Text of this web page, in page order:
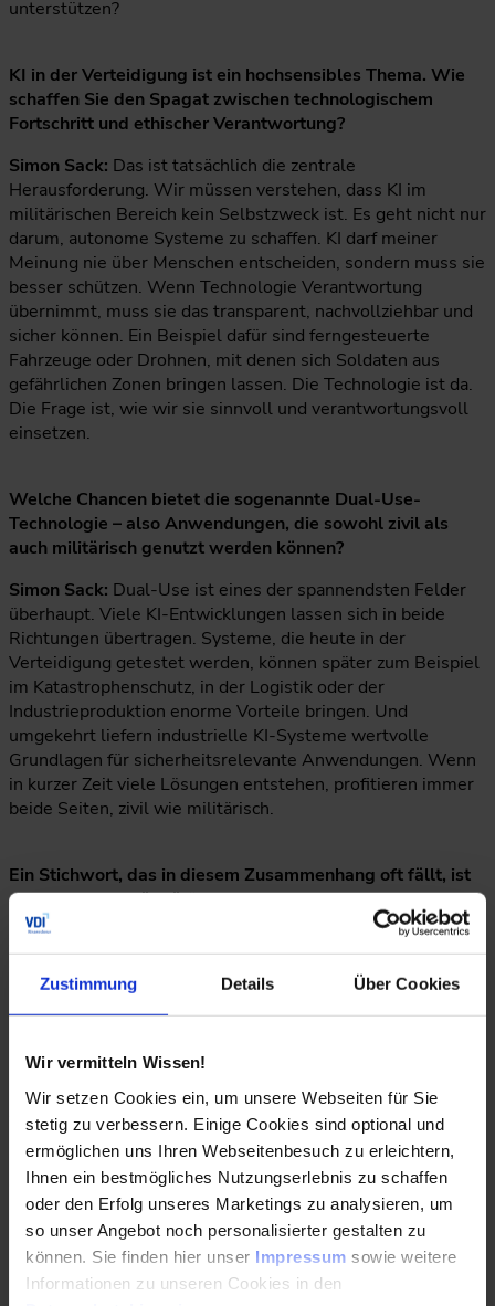
Zustimmung Details Über Cookies
Wir vermitteln Wissen!
Wir setzen Cookies ein, um unsere Webseiten für Sie
stetig zu verbessern. Einige Cookies sind optional und
ermöglichen uns Ihren Webseitenbesuch zu erleichtern,
Ihnen ein bestmögliches Nutzungserlebnis zu schaffen
oder den Erfolg unseres Marketings zu analysieren, um
so unser Angebot noch personalisierter gestalten zu
können. Sie finden hier unser Impressum sowie weitere
Informationen zu unseren Cookies in den
unterstützen?
KI in der Verteidigung ist ein hochsensibles Thema. Wie
schaffen Sie den Spagat zwischen technologischem
Fortschritt und ethischer Verantwortung?
Simon Sack: Das ist tatsächlich die zentrale
Herausforderung. Wir müssen verstehen, dass KI im
militärischen Bereich kein Selbstzweck ist. Es geht nicht nur
darum, autonome Systeme zu schaffen. KI darf meiner
Meinung nie über Menschen entscheiden, sondern muss sie
besser schützen. Wenn Technologie Verantwortung
übernimmt, muss sie das transparent, nachvollziehbar und
sicher können. Ein Beispiel dafür sind ferngesteuerte
Fahrzeuge oder Drohnen, mit denen sich Soldaten aus
gefährlichen Zonen bringen lassen. Die Technologie ist da.
Die Frage ist, wie wir sie sinnvoll und verantwortungsvoll
einsetzen.
Welche Chancen bietet die sogenannte Dual-Use-
Technologie – also Anwendungen, die sowohl zivil als
auch militärisch genutzt werden können?
Simon Sack: Dual-Use ist eines der spannendsten Felder
überhaupt. Viele KI-Entwicklungen lassen sich in beide
Richtungen übertragen. Systeme, die heute in der
Verteidigung getestet werden, können später zum Beispiel
im Katastrophenschutz, in der Logistik oder der
Industrieproduktion enorme Vorteile bringen. Und
umgekehrt liefern industrielle KI-Systeme wertvolle
Grundlagen für sicherheitsrelevante Anwendungen. Wenn
in kurzer Zeit viele Lösungen entstehen, profitieren immer
beide Seiten, zivil wie militärisch.
Ein Stichwort, das in diesem Zusammenhang oft fällt, ist
„digitale Souveränität“. Was verstehen Sie darunter?
Simon Sack:
Wenn wir eigene KI-Strukturen aufbauen, sei
wir automatisch unsere digitale Eigenständigkeit. Das ist
ein positiver Nebeneffekt. Aber wir müssen uns fragen:
besinnen? Ich bin überzeugt, der Zug ist noch nicht
abgefahren. Wir haben hervorragende Beispiele wie Mistral
AI, DeepL oder Black Forest Labs, die zeigen, dass wir in
Deutschland und Europa technologisch mithalten können.
Wir müssen uns nur mehr zutrauen und verhindern, dass
dieses Know-how abwandert.
Deutschland gilt in der KI-Grundlagenforschung als stark,
aber in der Umsetzung als zögerlich. Teilen Sie diese